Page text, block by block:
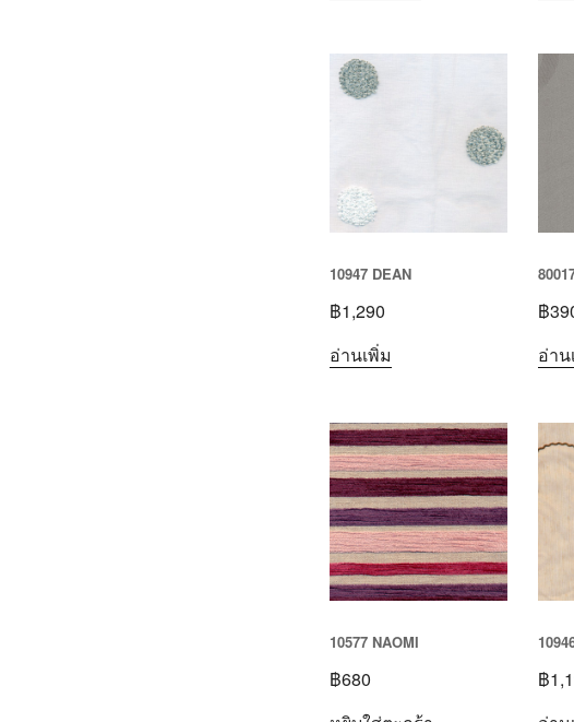
10947 DEAN
฿1,290
อ่านเพิ่ม
฿
อ่าน
10577 NAOMI
฿680
฿